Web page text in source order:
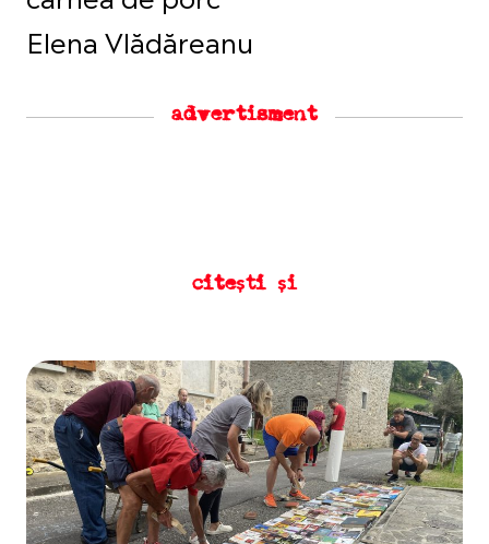
Elena Vlădăreanu
advertisment
citești și